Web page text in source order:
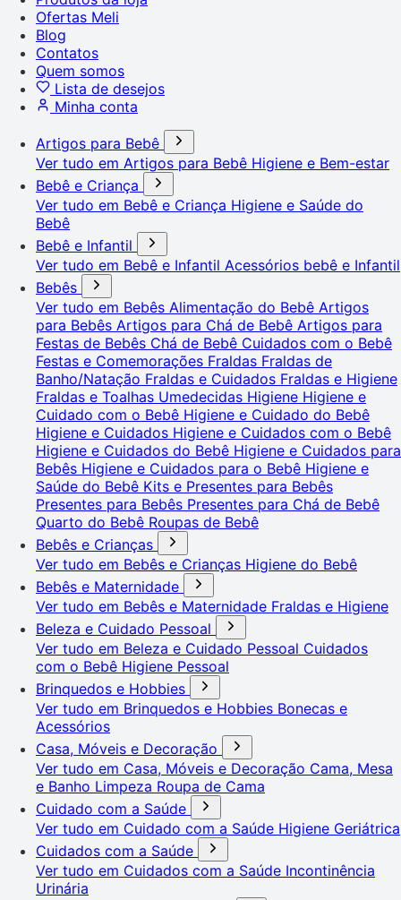
Ofertas Meli
Blog
Contatos
Quem somos
Lista de desejos
Minha conta
Artigos para Bebê
Ver tudo em Artigos para Bebê Higiene e Bem-estar
Bebê e Criança
Ver tudo em Bebê e Criança Higiene e Saúde do
Bebê
Bebê e Infantil
Ver tudo em Bebê e Infantil Acessórios bebê e Infantil
Bebês
Ver tudo em Bebês Alimentação do Bebê Artigos
para Bebês Artigos para Chá de Bebê Artigos para
Festas de Bebês Chá de Bebê Cuidados com o Bebê
Festas e Comemorações Fraldas Fraldas de
Banho/Natação Fraldas e Cuidados Fraldas e Higiene
Fraldas e Toalhas Umedecidas Higiene Higiene e
Cuidado com o Bebê Higiene e Cuidado do Bebê
Higiene e Cuidados Higiene e Cuidados com o Bebê
Higiene e Cuidados do Bebê Higiene e Cuidados para
Bebês Higiene e Cuidados para o Bebê Higiene e
Saúde do Bebê Kits e Presentes para Bebês
Presentes para Bebês Presentes para Chá de Bebê
Quarto do Bebê Roupas de Bebê
Bebês e Crianças
Ver tudo em Bebês e Crianças Higiene do Bebê
Bebês e Maternidade
Ver tudo em Bebês e Maternidade Fraldas e Higiene
Beleza e Cuidado Pessoal
Ver tudo em Beleza e Cuidado Pessoal Cuidados
com o Bebê Higiene Pessoal
Brinquedos e Hobbies
Ver tudo em Brinquedos e Hobbies Bonecas e
Acessórios
Casa, Móveis e Decoração
Ver tudo em Casa, Móveis e Decoração Cama, Mesa
e Banho Limpeza Roupa de Cama
Cuidado com a Saúde
Ver tudo em Cuidado com a Saúde Higiene Geriátrica
Cuidados com a Saúde
Ver tudo em Cuidados com a Saúde Incontinência
Urinária